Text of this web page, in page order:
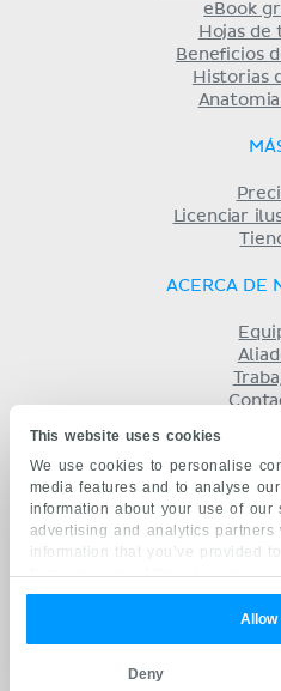
This website uses cookies
We use cookies to personalise
media features and to analyse
information about your use of our
advertising and analytics
information that you’ve provided
from your use of their services.
Allow
Deny
eBook
Hojas de
Beneficios
Historias
Licenciar
ACERCA DE